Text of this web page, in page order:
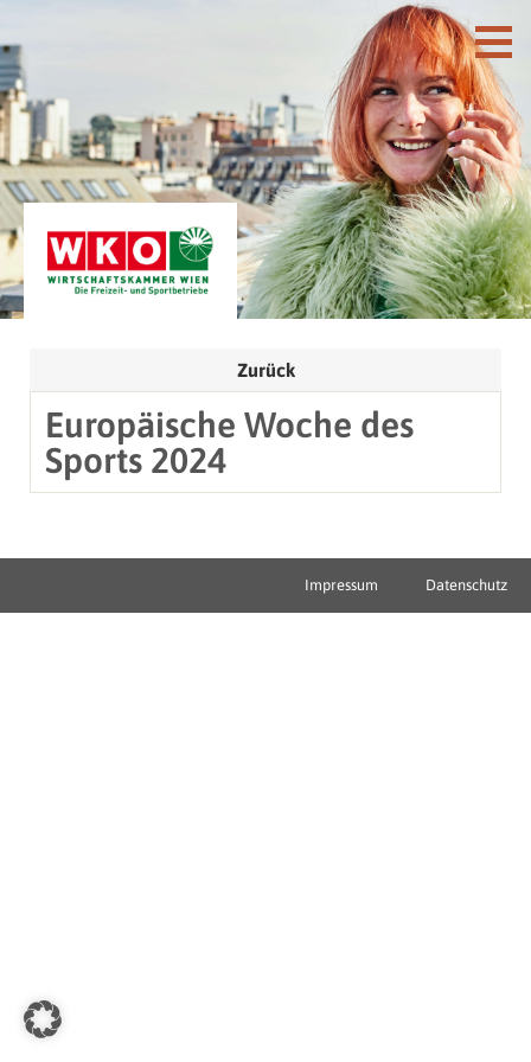
Zurück
Europäische Woche des
Sports 2024
Impressum Datenschutz